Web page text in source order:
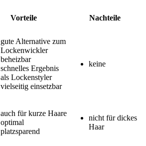
Vorteile Nachteile
gute Alternative zum
Lockenwickler
beheizbar
schnelles Ergebnis
als Lockenstyler
vielseitig einsetzbar
keine
auch für kurze Haare
optimal
platzsparend
nicht für dickes
Haar